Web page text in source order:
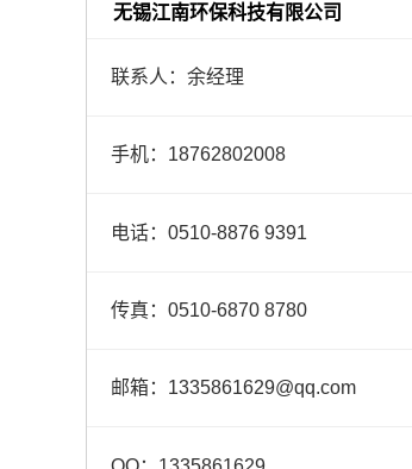
无锡江南环保科技有限公司
联系人：余经理
手机：18762802008
电话：0510-8876 9391
传真：0510-6870 8780
邮箱：1335861629@qq.com